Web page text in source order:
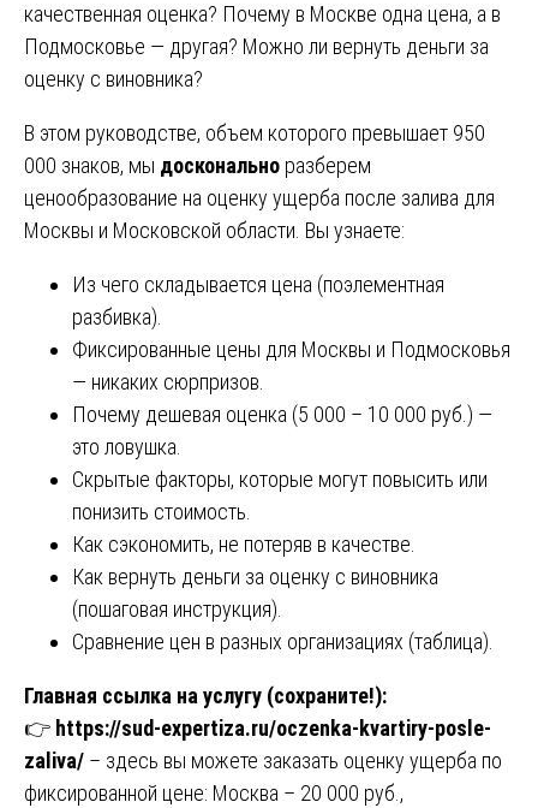
качественная оценка? Почему в Москве одна цена, а в
Подмосковье — другая? Можно ли вернуть деньги за
оценку с виновника?
В этом руководстве, объем которого превышает 950
000 знаков, мы досконально разберем
ценообразование на оценку ущерба после залива для
Москвы и Московской области. Вы узнаете:
Из чего складывается цена (поэлементная
разбивка).
Фиксированные цены для Москвы и Подмосковья
— никаких сюрпризов.
Почему дешевая оценка (5 000 – 10 000 руб.) —
это ловушка.
Скрытые факторы, которые могут повысить или
понизить стоимость.
Как сэкономить, не потеряв в качестве.
Как вернуть деньги за оценку с виновника
(пошаговая инструкция).
Сравнение цен в разных организациях (таблица).
Главная ссылка на услугу (сохраните!):
👉 https://sud-expertiza.ru/oczenka-kvartiry-posle-
zaliva/ – здесь вы можете заказать оценку ущерба по
фиксированной цене: Москва – 20 000 руб.,